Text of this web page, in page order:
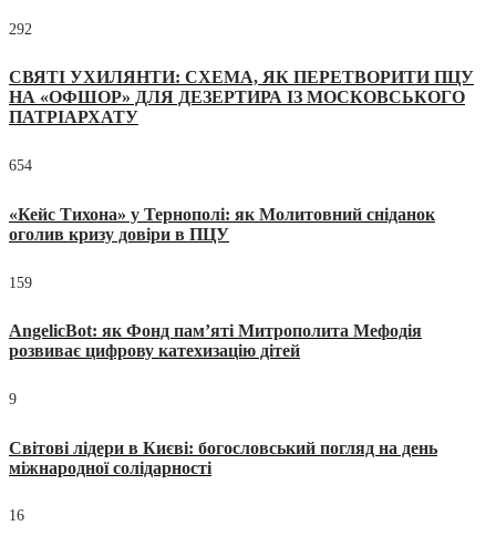
292
СВЯТІ УХИЛЯНТИ: СХЕМА, ЯК ПЕРЕТВОРИТИ ПЦУ
НА «ОФШОР» ДЛЯ ДЕЗЕРТИРА ІЗ МОСКОВСЬКОГО
ПАТРІАРХАТУ
654
«Кейс Тихона» у Тернополі: як Молитовний сніданок
оголив кризу довіри в ПЦУ
159
AngelicBot: як Фонд пам’яті Митрополита Мефодія
розвиває цифрову катехизацію дітей
9
Світові лідери в Києві: богословський погляд на день
міжнародної солідарності
16